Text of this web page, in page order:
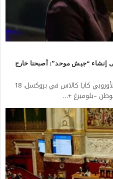
إنشاء “جيش موحد”: أصبحنا خارج
مسؤولة السياسة الخارجية في الاتحاد الأوروبي كايا كالاس في بروكسل. 18